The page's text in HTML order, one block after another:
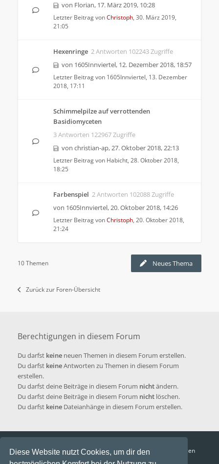
Diese Website nutzt Cookies, um dir den
von Florian, 17. März 2019, 10:28
Letzter Beitrag vonChristoph, 30. März 2019,
21:05
Hexenringe 2 Antworten 102243 Zugriffe
von 1605Innviertel, 12. Dezember 2018, 18:57
Letzter Beitrag von 1605Innviertel, 13. Dezember
2018, 17:11
Schimmelpilze auf verrottenden
Basidiomyceten
3 Antworten 122967 Zugriffe
von christian-ap,27. Oktober 2018, 22:13
Letzter Beitrag von Habicht, 28. Oktober 2018,
18:25
Farbenspiel 2 Antworten 102088 Zugriffe
von 1605Innviertel,20. Oktober 2018, 14:26
Letzter Beitrag vonChristoph, 20. Oktober 2018,
21:24
Neues Thema
10 Themen
Zurück zur Foren-Übersicht
Berechtigungen in diesem Forum
Du darfst keine neuen Themen in diesem Forum erstellen.
Du darfst keineAntworten zu Themen in diesem Forum
erstellen.
Du darfst deine Beiträge in diesem Forum nichtändern.
Du darfst deine Beiträge in diesem Forum nicht löschen.
Du darfst keine Dateianhänge in diesem Forum erstellen.
Funga Austria FAQ Datenschutz
Nutzungsbedingungen